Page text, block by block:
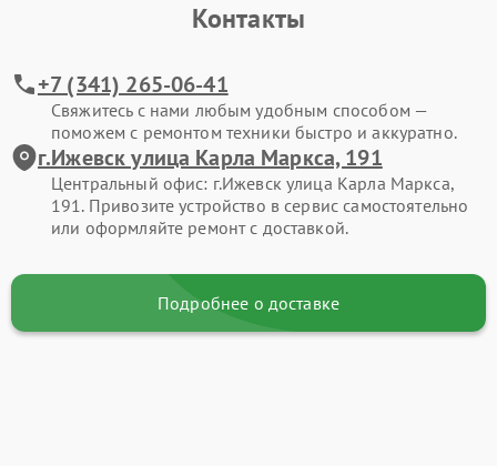
Контакты
+7 (341) 265-06-41
Свяжитесь с нами любым удобным способом —
поможем с ремонтом техники быстро и аккуратно.
г.Ижевск улица Карла Маркса, 191
Центральный офис: г.Ижевск улица Карла Маркса,
191. Привозите устройство в сервис самостоятельно
или оформляйте ремонт с доставкой.
Подробнее о доставке